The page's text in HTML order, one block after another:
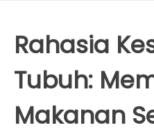
Rahasia
Tubuh:
Makanan